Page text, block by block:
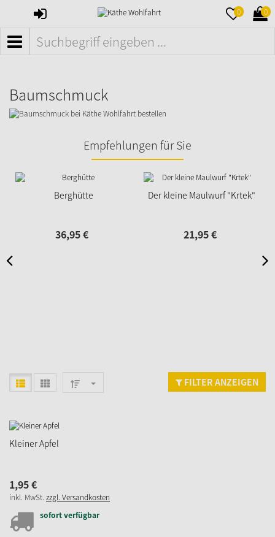
ANMELDEN 0 0
MENÜ
Baumschmuck
Empfehlungen für Sie
Berghütte
36,95€
Der kleine Maulwurf "Krtek"
21,95€
FILTER ANZEIGEN
Kleiner Apfel
1,95€
inkl. MwSt. zzgl. Versandkosten
sofort verfügbar